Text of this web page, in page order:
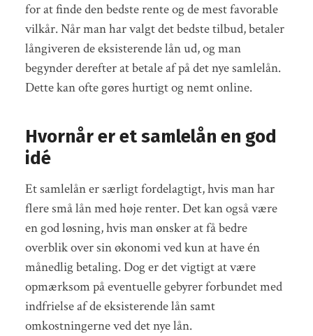
for at finde den bedste rente og de mest favorable
vilkår. Når man har valgt det bedste tilbud, betaler
långiveren de eksisterende lån ud, og man
begynder derefter at betale af på det nye samlelån.
Dette kan ofte gøres hurtigt og nemt online.
Hvornår er et samlelån en god
idé
Et samlelån er særligt fordelagtigt, hvis man har
flere små lån med høje renter. Det kan også være
en god løsning, hvis man ønsker at få bedre
overblik over sin økonomi ved kun at have én
månedlig betaling. Dog er det vigtigt at være
opmærksom på eventuelle gebyrer forbundet med
indfrielse af de eksisterende lån samt
omkostningerne ved det nye lån.